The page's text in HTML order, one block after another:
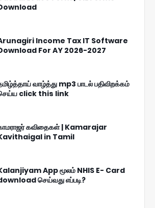
Income Tax IT Software
For AY 2026-2027
வாழ்த்து mp3 பாடல் பதிவிறக்கம்
click this link
கவிதைகள் | Kamarajar
in Tamil
App மூலம் NHIS E- Card
செய்வது எப்படி?